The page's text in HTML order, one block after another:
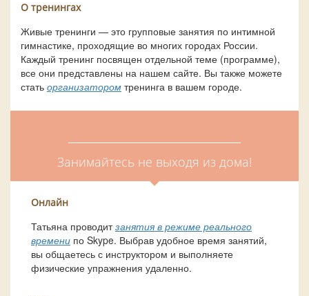
О тренингах
Живые тренинги — это групповые занятия по интимной
гимнастике, проходящие во многих городах России.
Каждый тренинг посвящен отдельной теме (программе),
все они представлены на нашем сайте. Вы также можете
стать организатором тренинга в вашем городе.
Занимайтесь не выходя из дома!
Онлайн
Татьяна проводитзанятия в режиме реального
времени по Skype. Выбрав удобное время занятий,
вы общаетесь с инструктором и выполняете
физические упражнения удаленно.